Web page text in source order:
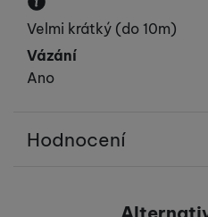
Přibližná velikost
Velmi krátký (do 10m)
Vázání
Ano
Hodnocení